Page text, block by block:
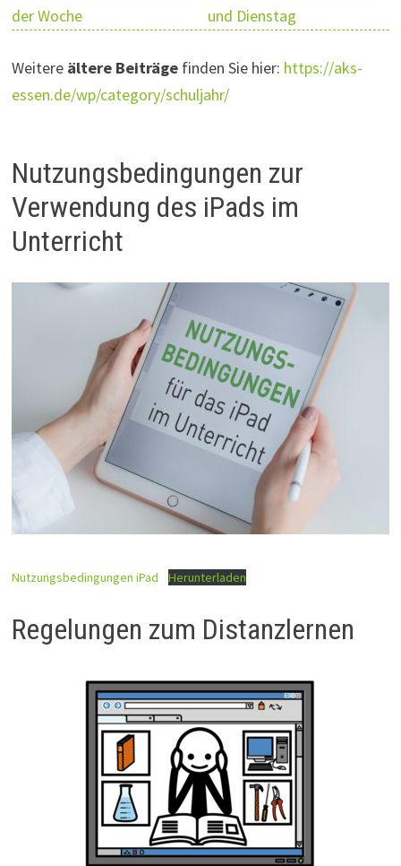
der Woche
und Dienstag
Weitere ältere Beiträgefinden Sie hier: https://aks-
essen.de/wp/category/schuljahr/
Nutzungsbedingungen zur
Verwendung des iPads im
Unterricht
Nutzungsbedingungen iPad Herunterladen
Regelungen zum Distanzlernen